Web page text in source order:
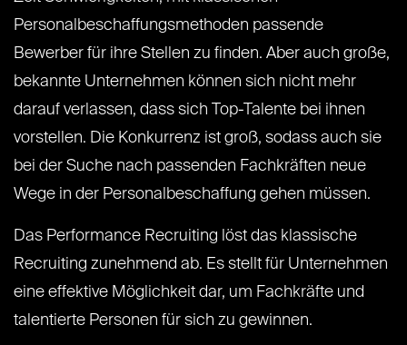
Personalbeschaffungsmethoden passende
Bewerber für ihre Stellen zu finden. Aber auch große,
bekannte Unternehmen können sich nicht mehr
darauf verlassen, dass sich Top-Talente bei ihnen
vorstellen. Die Konkurrenz ist groß, sodass auch sie
bei der Suche nach passenden Fachkräften neue
Wege in der Personalbeschaffung gehen müssen.
Das Performance Recruiting löst das klassische
Recruiting zunehmend ab. Es stellt für Unternehmen
eine effektive Möglichkeit dar, um Fachkräfte und
talentierte Personen für sich zu gewinnen.